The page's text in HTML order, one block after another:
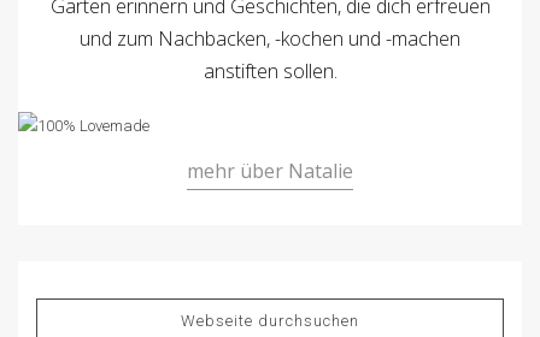
Garten erinnern und Geschichten, die dich erfreuen
und zum Nachbacken, -kochen und -machen
anstiften sollen.
mehr über Natalie